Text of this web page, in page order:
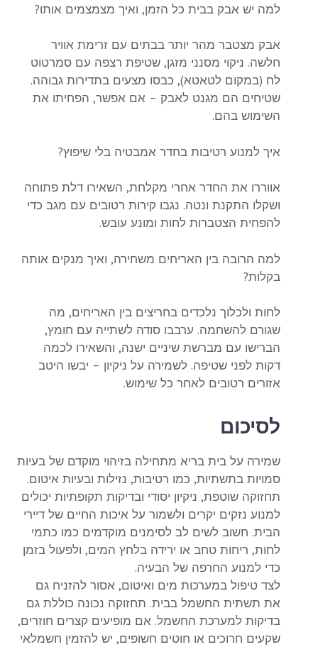
למה יש אבק בבית כל הזמן, ואיך מצמצמים אותו?
אבק מצטבר מהר יותר בבתים עם זרימת אוויר
חלשה. ניקוי מסנני מזגן, שטיפת רצפה עם סמרטוט
לח (במקום לטאטא), כבסו מצעים בתדירות גבוהה.
שטיחים הם מגנט לאבק – אם אפשר, הפחיתו את
השימוש בהם.
איך למנוע רטיבות בחדר אמבטיה בלי שיפוץ?
אווררו את החדר אחרי מקלחת, השאירו דלת פתוחה
ושקלו התקנת ונטה. נגבו קירות רטובים עם מגב כדי
להפחית הצטברות לחות ומונע עובש.
למה הרובה בין האריחים משחירה, ואיך מנקים אותה
בקלות?
לחות ולכלוך נלכדים בחריצים בין האריחים, מה
שגורם להשחמה. ערבבו סודה לשתייה עם חומץ,
הברישו עם מברשת שיניים ישנה, והשאירו לכמה
דקות לפני שטיפה. לשמירה על ניקיון – יבשו היטב
אזורים רטובים לאחר כל שימוש.
לסיכום
שמירה על בית בריא מתחילה בזיהוי מוקדם של בעיות
סמויות בתשתיות, כמו רטיבות, נזילות ובעיות איטום.
תחזוקה שוטפת, ניקיון יסודי ובדיקות תקופתיות יכולים
למנוע נזקים יקרים ולשמור על איכות החיים של דיירי
הבית. חשוב לשים לב לסימנים מוקדמים כמו כתמי
לחות, ריחות טחב או ירידה בלחץ המים, ולפעול בזמן
כדי למנוע החרפה של הבעיה.
לצד טיפול במערכות מים ואיטום, אסור להזניח גם
את תשתית החשמל בבית. תחזוקה נכונה כוללת גם
בדיקות למערכת החשמל. אם מופיעים קצרים חוזרים,
שקעים חרוכים או חוטים חשופים, יש להזמין חשמלאי